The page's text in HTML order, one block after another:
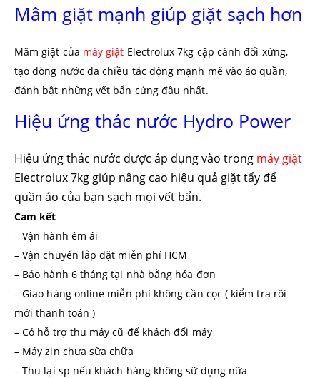
Mâm giặt mạnh giúp giặt sạch hơn
Mâm giặt của máy giặt Electrolux 7kg cặp cánh đối xứng,
tạo dòng nước đa chiều tác động mạnh mẽ vào áo quần,
đánh bật những vết bẩn cứng đầu nhất.
Hiệu ứng thác nước Hydro Power
Hiệu ứng thác nước được áp dụng vào trong máy giặt
Electrolux 7kg giúp nâng cao hiệu quả giặt tẩy để
quần áo của bạn sạch mọi vết bẩn.
Cam kết
– Vận hành êm ái
– Vận chuyển lắp đặt miễn phí HCM
– Bảo hành 6 tháng tại nhà bằng hóa đơn
– Giao hàng online miễn phí không cần cọc ( kiểm tra rồi
mới thanh toán )
– Có hỗ trợ thu máy cũ để khách đổi máy
– Máy zin chưa sữa chữa
– Thu lại sp nếu khách hàng không sữ dụng nữa